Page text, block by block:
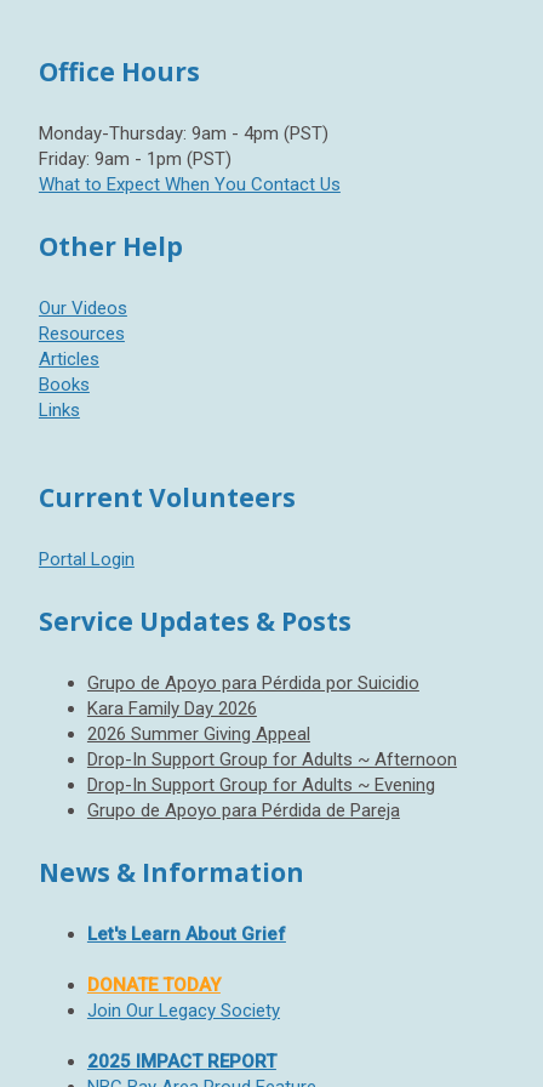
Office Hours
Monday-Thursday: 9am - 4pm (PST)
Friday: 9am - 1pm (PST)
What to Expect When You Contact Us
Other Help
Our Videos
Resources
Articles
Books
Links
Current Volunteers
Portal Login
Service Updates & Posts
Grupo de Apoyo para Pérdida por Suicidio
Kara Family Day 2026
2026 Summer Giving Appeal
Drop-In Support Group for Adults ~ Afternoon
Drop-In Support Group for Adults ~ Evening
Grupo de Apoyo para Pérdida de Pareja
News & Information
Let's Learn About Grief
DONATE TODAY
Join Our Legacy Society
2025 IMPACT REPORT